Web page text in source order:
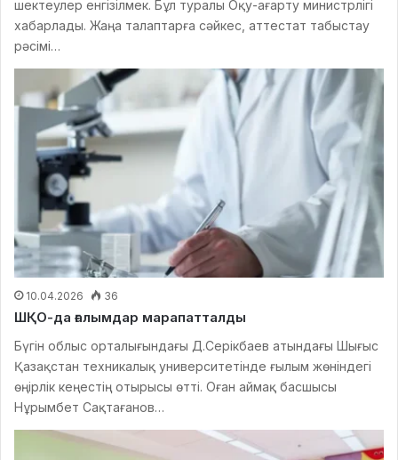
шектеулер енгізілмек. Бұл туралы Оқу-ағарту министрлігі
хабарлады. Жаңа талаптарға сәйкес, аттестат табыстау
рәсімі…
10.04.2026 36
ШҚО-да ғалымдар марапатталды
Бүгін облыс орталығындағы Д.Серікбаев атындағы Шығыс
Қазақстан техникалық университетінде ғылым жөніндегі
өңірлік кеңестің отырысы өтті. Оған аймақ басшысы
Нұрымбет Сақтағанов…